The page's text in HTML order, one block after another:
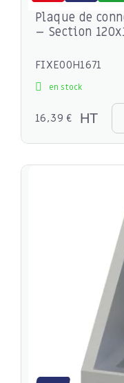
Plaque de
– Section
FIXE00H1671
en stock
16,39 € HT